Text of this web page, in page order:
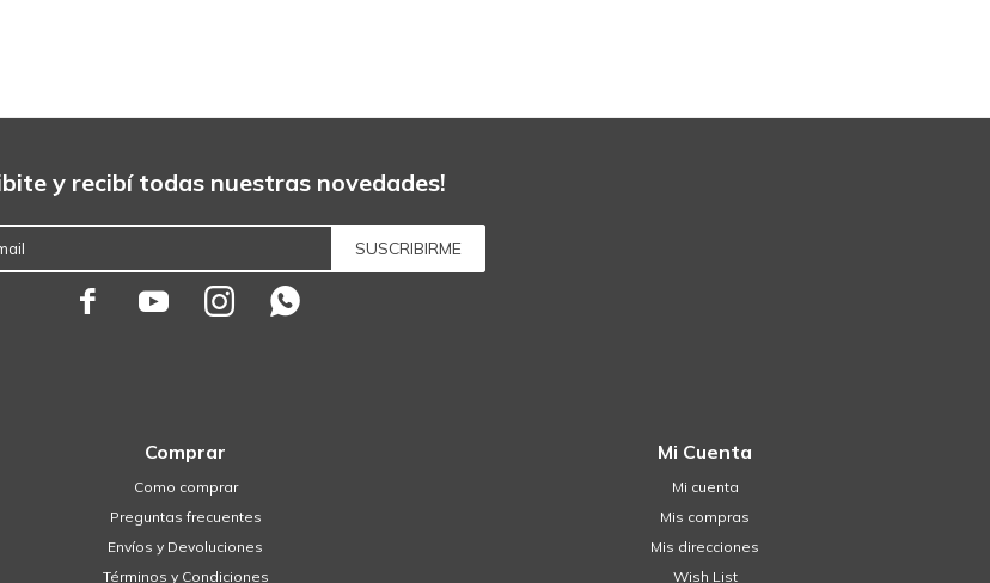
Comprar
Como comprar
Preguntas frecuentes
Envíos y Devoluciones
Términos y Condiciones
Mi Cuenta
Mi cuenta
Mis compras
Mis direcciones
Wish List
y recibí todas nuestras novedades!
SUSCRIBIRME
   